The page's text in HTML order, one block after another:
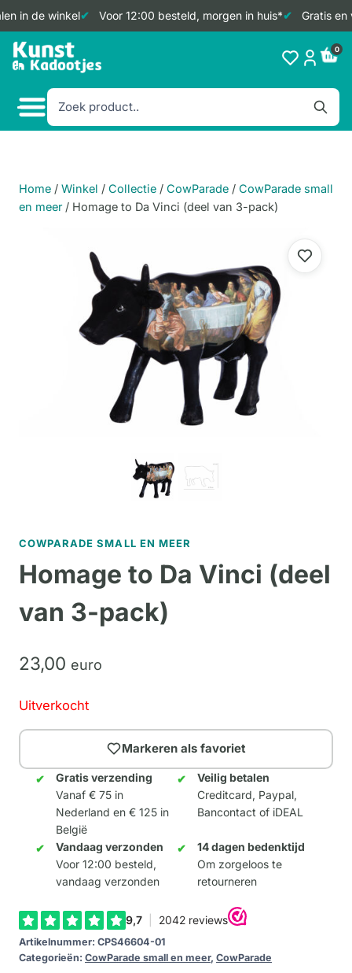
in de winkel Voor 12:00 besteld, morgen in huis* Gratis en
Doorgaan
naar
0
Home / Winkel / Collectie / CowParade / CowParade small
en meer / Homage to Da Vinci (deel van 3-pack)
COWPARADE SMALL EN MEER
Homage to Da Vinci (deel
van 3-pack)
23,00 euro
Uitverkocht
Markeren als favoriet
Gratis verzending
Vanaf € 75 in
Nederland en € 125 in
België
Veilig betalen
Creditcard, Paypal,
Bancontact of iDEAL
Vandaag verzonden
Voor 12:00 besteld,
vandaag verzonden
14 dagen bedenktijd
Om zorgeloos te
retourneren
Artikelnummer: CPS46604-01
Categorieën: CowParade small en meer, CowParade